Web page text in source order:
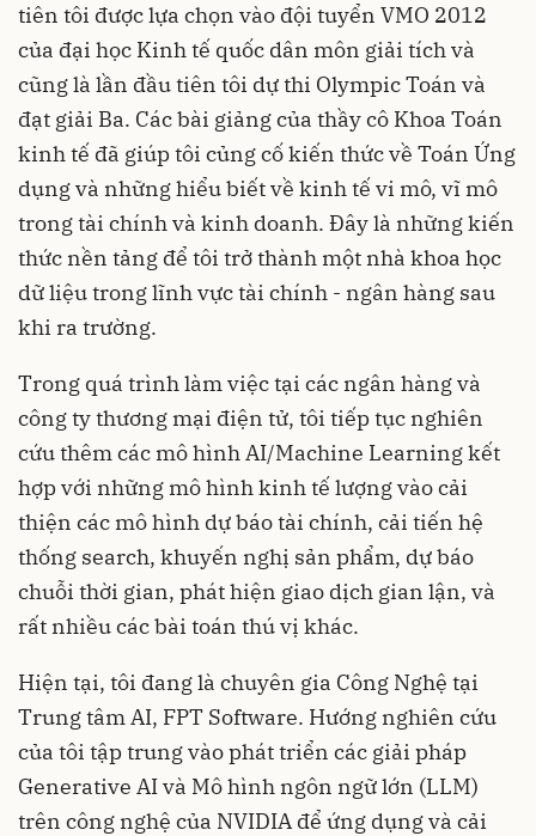
tiên tôi được lựa chọn vào đội tuyển VMO 2012
của đại học Kinh tế quốc dân môn giải tích và
cũng là lần đầu tiên tôi dự thi Olympic Toán và
đạt giải Ba. Các bài giảng của thầy cô Khoa Toán
kinh tế đã giúp tôi củng cố kiến thức về Toán Ứng
dụng và những hiểu biết về kinh tế vi mô, vĩ mô
trong tài chính và kinh doanh. Đây là những kiến
thức nền tảng để tôi trở thành một nhà khoa học
dữ liệu trong lĩnh vực tài chính - ngân hàng sau
khi ra trường.
Trong quá trình làm việc tại các ngân hàng và
công ty thương mại điện tử, tôi tiếp tục nghiên
cứu thêm các mô hình AI/Machine Learning kết
hợp với những mô hình kinh tế lượng vào cải
thiện các mô hình dự báo tài chính, cải tiến hệ
thống search, khuyến nghị sản phẩm, dự báo
chuỗi thời gian, phát hiện giao dịch gian lận, và
rất nhiều các bài toán thú vị khác.
Hiện tại, tôi đang là chuyên gia Công Nghệ tại
Trung tâm AI, FPT Software. Hướng nghiên cứu
của tôi tập trung vào phát triển các giải pháp
Generative AI và Mô hình ngôn ngữ lớn (LLM)
trên công nghệ của NVIDIA để ứng dụng và cải